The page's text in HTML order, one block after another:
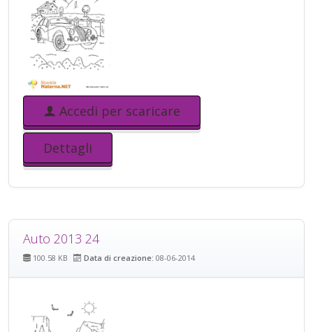
Accedi per scaricare
Dettagli
Auto 2013 24
100.58 KB Data di creazione: 08-06-2014